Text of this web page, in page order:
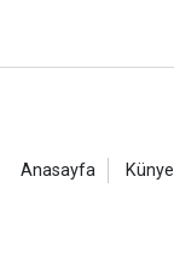
Anasayfa Künye